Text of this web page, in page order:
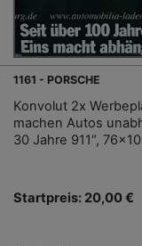
1161 - PORSCHE
Konvolut 2x
machen Autos
30 Jahre 911“,
Startpreis: 20,00 €